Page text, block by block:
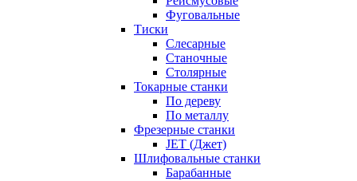
Фуговальные
Тиски
Слесарные
Станочные
Столярные
Токарные станки
По дереву
По металлу
Фрезерные станки
JET (Джет)
Шлифовальные станки
Барабанные